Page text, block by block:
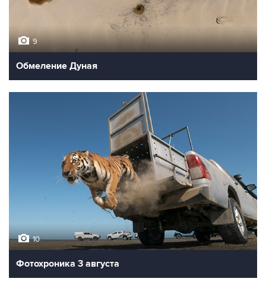
9
Обмеление Дуная
10
Фотохроника 3 августа